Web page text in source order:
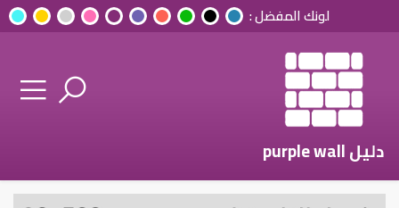
لونك المفضل :
دليل purple wall